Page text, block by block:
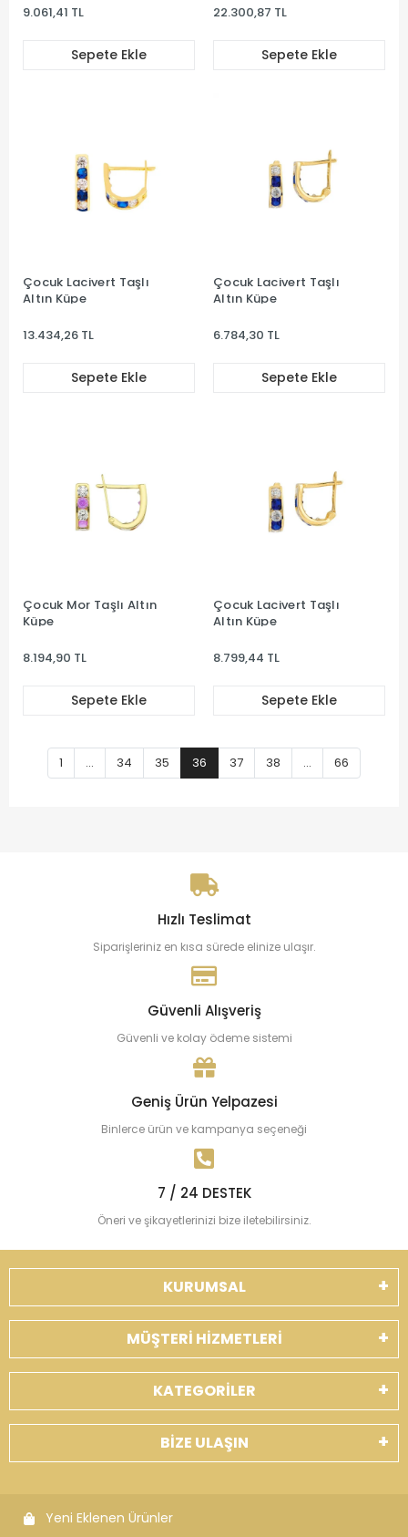
9.061,41 TL
Sepete Ekle
22.300,87 TL
Sepete Ekle
Çocuk Lacivert Taşlı
Altın Küpe
13.434,26 TL
Sepete Ekle
Çocuk Lacivert Taşlı
Altın Küpe
6.784,30 TL
Sepete Ekle
Çocuk Mor Taşlı Altın
Küpe
8.194,90 TL
Sepete Ekle
Çocuk Lacivert Taşlı
Altın Küpe
8.799,44 TL
Sepete Ekle
1 ... 34 35 36 37 38 ... 66
Hızlı Teslimat
Siparişleriniz en kısa sürede elinize ulaşır.
Güvenli Alışveriş
Güvenli ve kolay ödeme sistemi
Geniş Ürün Yelpazesi
Binlerce ürün ve kampanya seçeneği
7 / 24 DESTEK
Öneri ve şikayetlerinizi bize iletebilirsiniz.
KURUMSAL
MÜŞTERİ HİZMETLERİ
KATEGORİLER
BİZE ULAŞIN
Yeni Eklenen Ürünler